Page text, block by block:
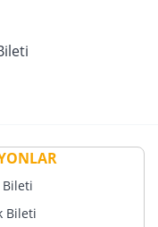
Bileti